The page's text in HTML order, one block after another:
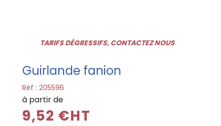
TARIFS DÉGRESSIFS, CONTACTEZ NOUS
Guirlande fanion
Réf : 205596
à partir de
9,52 €HT